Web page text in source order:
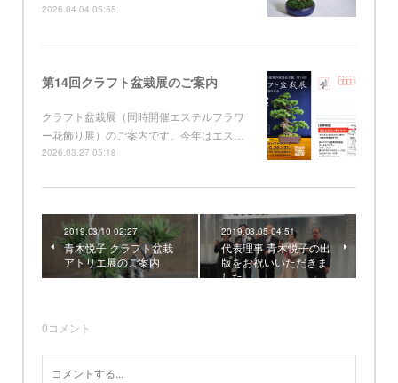
2026.04.04 05:55
第14回クラフト盆栽展のご案内
クラフト盆栽展（同時開催エステルフラワ
ー花飾り展）のご案内です。今年はエス…
2026.03.27 05:18
2019.03.10 02:27
青木悦子 クラフト盆栽
アトリエ展のご案内
2019.03.05 04:51
代表理事 青木悦子の出
版をお祝いいただきま
した
0コメント